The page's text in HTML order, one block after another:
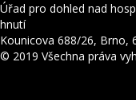
Úřad pro dohled nad
hnutí
Kounicova 688/26, Brno,
© 2019 Všechna práva